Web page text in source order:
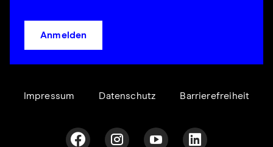
Anmelden
Impressum Datenschutz Barrierefreiheit